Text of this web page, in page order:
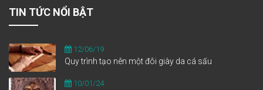
TIN TỨC NỔI BẬT
12/06/19
Quy trình tạo nên một đôi giày da cá sấu
10/01/24